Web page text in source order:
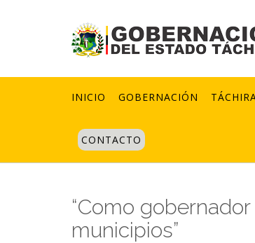
INICIO GOBERNACIÓN
CONTACTO
“Como
municipios”